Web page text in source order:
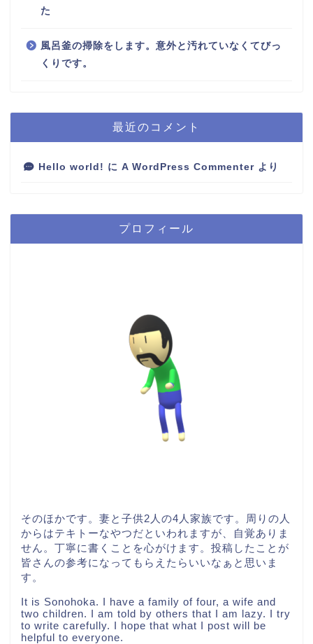
た
風呂釜の掃除をします。意外と汚れていなくてびっ
くりです。
最近のコメント
Hello world! に A WordPress Commenter より
プロフィール
そのほかです。妻と子供2人の4人家族です。周りの人
からはテキトーなやつだといわれますが、自覚ありま
せん。丁寧に書くことを心がけます。投稿したことが
皆さんの参考になってもらえたらいいなぁと思いま
す。
It is Sonohoka. I have a family of four, a wife and
two children. I am told by others that I am lazy. I try
to write carefully. I hope that what I post will be
helpful to everyone.